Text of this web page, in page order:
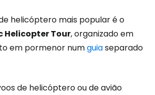
helicóptero mais popular é o
Helicopter Tour, organizado em
em pormenor numguiaseparado
de helicóptero ou de avião